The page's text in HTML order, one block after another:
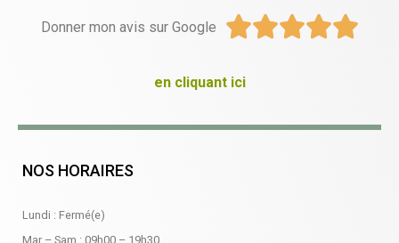
Donner mon avis sur Google 
en cliquant ici
NOS HORAIRES
Lundi : Fermé(e)
Mar – Sam : 09h00 – 19h30